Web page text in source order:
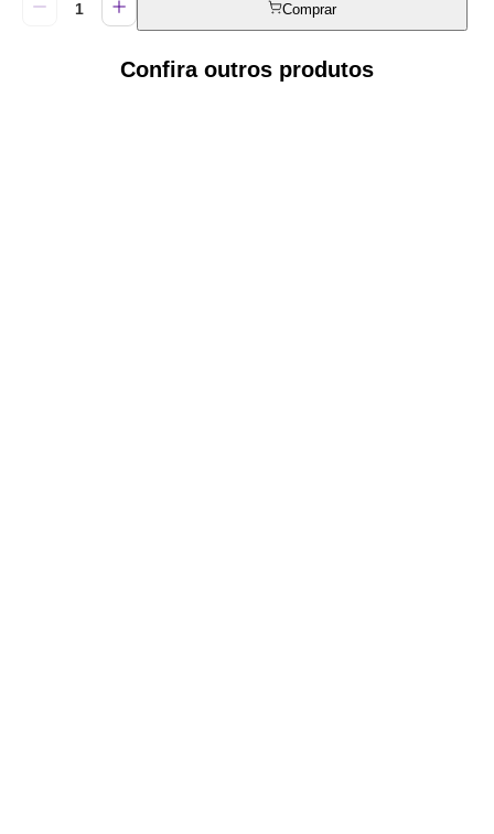
Comprar
Confira outros produtos